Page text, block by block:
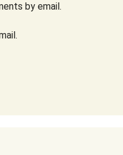
by email.